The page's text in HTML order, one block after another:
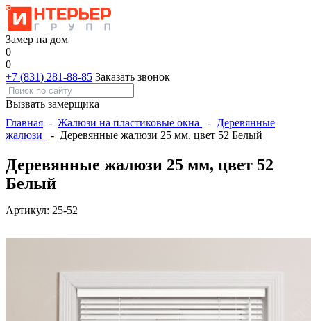
Замер на дом
0
0
+7 (831) 281-88-85 Заказать звонок
Вызвать замерщика
Главная - Жалюзи на пластиковые окна - Деревянные
жалюзи
- Деревянные жалюзи 25 мм, цвет 52 Белый
Деревянные жалюзи 25 мм, цвет 52
Белый
Артикул: 25-52